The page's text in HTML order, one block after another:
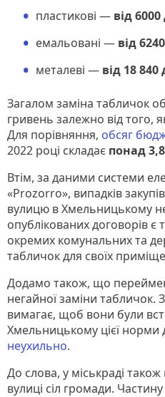
пластикові — від
емальовані — від
металеві — від 18 840
Загалом заміна табличок
гривень залежно від того,
Для порівняння, обсяг
2022 році складає понад
Втім, за даними системи
«Prozorro», випадків
вулицю в Хмельницькому
опублікованих договорів є
окремих комунальних та
табличок для своїх
Додамо також, що
негайної заміни табличок.
вимагає, щоб вони були
Хмельницькому цієї норми
неухильно.
До слова, у міськраді
вулиці сіл громади.